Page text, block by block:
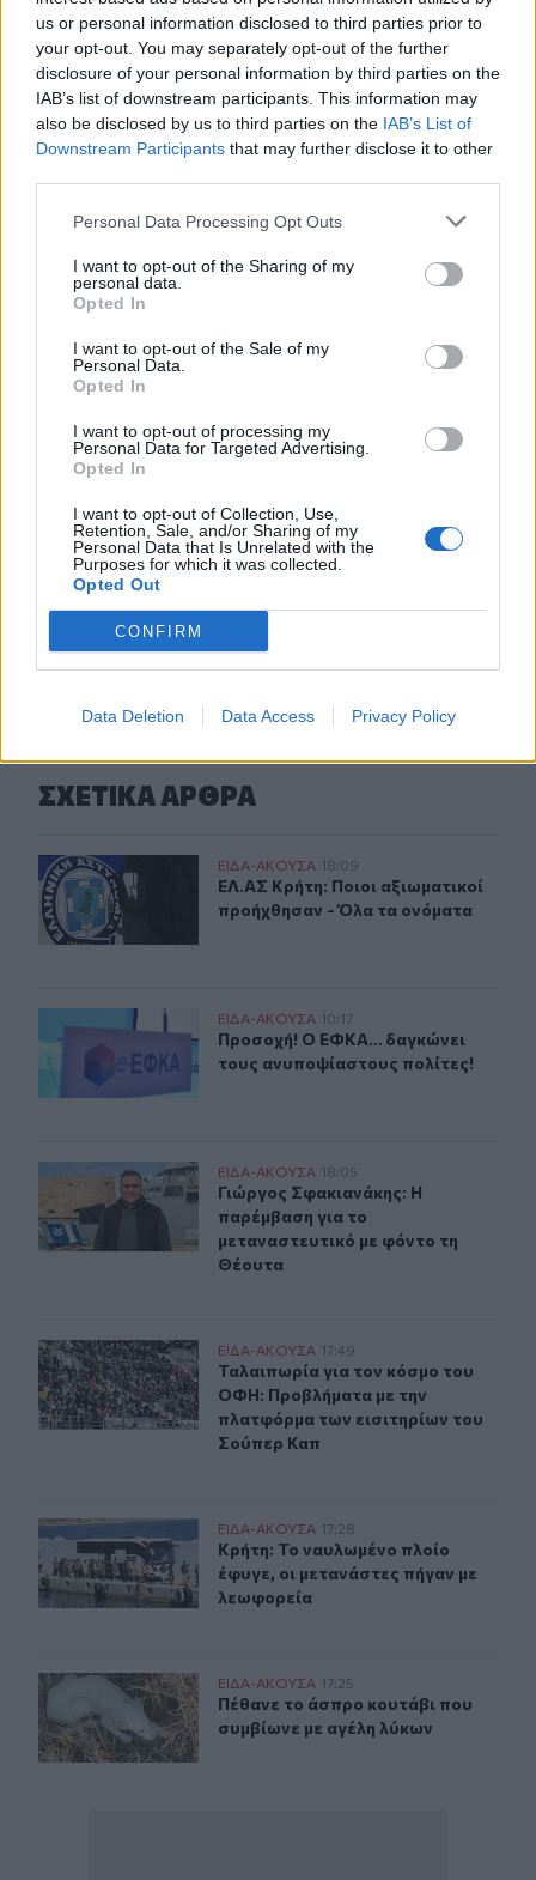
us or personal information disclosed to third parties prior to
your opt-out. You may separately opt-out of the further
disclosure of your personal information by third parties on the
IAB’s list of downstream participants. This information may
also be disclosed by us to third parties on the IAB’s List of
Downstream Participants that may further disclose it to other
Personal Data Processing Opt Outs
I want to opt-out of the Sharing of my
personal data.
Opted In
I want to opt-out of the Sale of my
Personal Data.
Opted In
I want to opt-out of processing my
Personal Data for Targeted Advertising.
Opted In
I want to opt-out of Collection, Use,
Retention, Sale, and/or Sharing of my
Personal Data that Is Unrelated with the
Purposes for which it was collected.
Opted Out
CONFIRM
Data Deletion Data Access Privacy Policy
πουθενά κι ένα αμάξι παρατημένο στο πάρκο”
22:03
Καιρός: “Πορτοκαλί” συναγερμός στην Κρήτη - Ζέστη και
πολύ υψηλός κίνδυνος πυρκαγιάς!
22:02
στελέχη: «Συνεχής εσωστρέφεια και τραγικά
Εφέδρων Αξιωματικών στον Καράβολα"
Λαμία: Απατεώνες άρπαξαν μεγάλο χρηματικό ποσό από
ηλικιωμένη
Μεσογειακή φώκια έκανε στάση για ξεκούραση στην
παραλία της Αγίας Βάσως στο Τρίκερι
ΣΧΕΤΙΚA AΡΘΡΑ
ΕΛ.ΑΣ Κρήτη: Ποιοι αξιωματικοί προήχθησαν - Όλα τα
ΕΙΔΑ-ΑΚΟΥΣΑ 18:09
ΕΛ.ΑΣ Κρήτη: Ποιοι αξιωματικοί
ΕΛ.ΑΣ Κρήτη: Ποιοι αξιωματικοί
προήχθησαν - Όλα τα ονόματα
Προσοχή! Ο ΕΦΚΑ… δαγκώνει τους ανυποψίαστους
ΕΙΔΑ-ΑΚΟΥΣΑ 10:17
Προσοχή! Ο ΕΦΚΑ… δαγκώνει τους
Προσοχή! Ο ΕΦΚΑ… δαγκώνει
τους ανυποψίαστους πολίτες!
Γιώργος Σφακιανάκης: Η παρέμβαση για το
ΕΙΔΑ-ΑΚΟΥΣΑ 18:05
Γιώργος Σφακιανάκης: Η
Γιώργος Σφακιανάκης: Η
παρέμβαση για το
μεταναστευτικό με φόντο τη
Θέουτα
Ταλαιπωρία για τον κόσμο του ΟΦΗ: Προβλήματα με
ΕΙΔΑ-ΑΚΟΥΣΑ 17:49
Ταλαιπωρία για τον κόσμο του
Ταλαιπωρία για τον κόσμο του
ΟΦΗ: Προβλήματα με την
πλατφόρμα των εισιτηρίων του
Σούπερ Καπ
Κρήτη: Το ναυλωμένο πλοίο έφυγε, οι μετανάστες
ΕΙΔΑ-ΑΚΟΥΣΑ 17:28
Κρήτη: Το ναυλωμένο πλοίο έφυγε,
Κρήτη: Το ναυλωμένο πλοίο
έφυγε, οι μετανάστες πήγαν με
λεωφορεία
Πέθανε το άσπρο κουτάβι που συμβίωνε με αγέλη λύκων
ΕΙΔΑ-ΑΚΟΥΣΑ 17:25
Πέθανε το άσπρο κουτάβι που
Πέθανε το άσπρο κουτάβι που
συμβίωνε με αγέλη λύκων